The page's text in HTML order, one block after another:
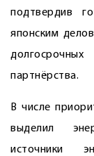
подтвердив
японским
партнёрства.
В числе
выделил
источники